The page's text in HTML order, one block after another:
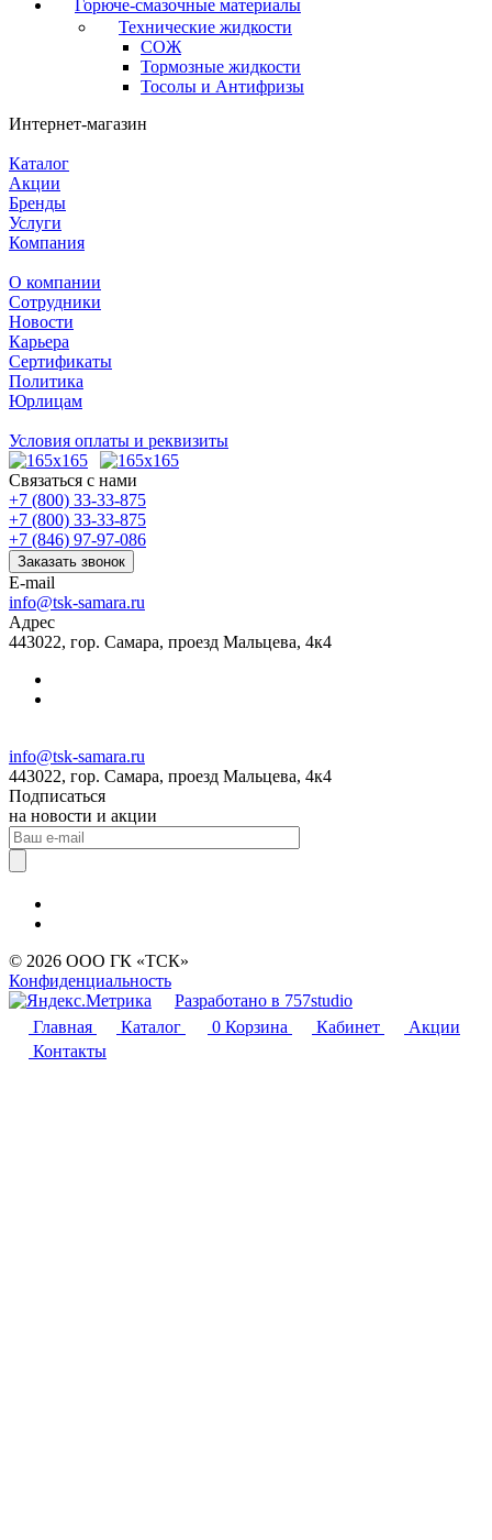
Горюче-смазочные материалы
Технические жидкости
СОЖ
Тормозные жидкости
Тосолы и Антифризы
Интернет-магазин
Каталог
Акции
Бренды
Услуги
Компания
О компании
Сотрудники
Новости
Карьера
Сертификаты
Политика
Юрлицам
Условия оплаты и реквизиты
Связаться с нами
+7 (800) 33-33-875
+7 (800) 33-33-875
+7 (846) 97-97-086
Заказать звонок
E-mail
info@tsk-samara.ru
Адрес
443022, гор. Самара, проезд Мальцева, 4к4
info@tsk-samara.ru
443022, гор. Самара, проезд Мальцева, 4к4
Подписаться
на новости и акции
© 2026 ООО ГК «ТСК»
Конфиденциальность
Разработано в 757studio
Главная
Каталог 0 Корзина Кабинет
Акции
Контакты